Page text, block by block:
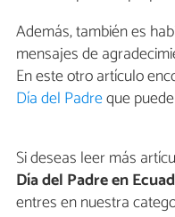
Además, también es
mensajes de
En este otro artículo
Día del Padreque
Si deseas leer más
Día del Padre en
entres en nuestra